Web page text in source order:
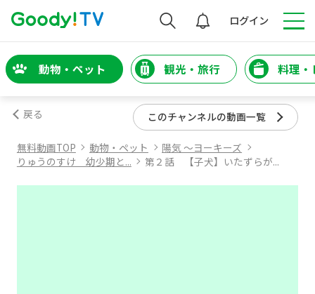
検索 ログイン
動物・ペット 観光・旅行 料理・
戻る このチャンネルの動画一覧
無料動画TOP 動物・ペット
陽気 ～ヨーキーズ
りゅうのすけ 幼少期と...
第２話 【子犬】いたずらが...